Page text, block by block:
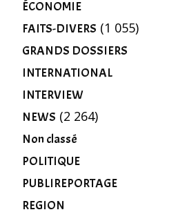
ÉCONOMIE
FAITS-DIVERS (1 055)
GRANDS DOSSIERS
INTERNATIONAL
INTERVIEW
NEWS (2 264)
Non classé
POLITIQUE
PUBLIREPORTAGE
REGION